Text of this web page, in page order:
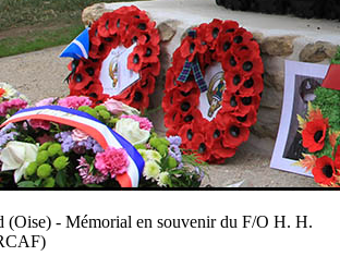
(Oise) - Mémorial en souvenir du F/O H. H.